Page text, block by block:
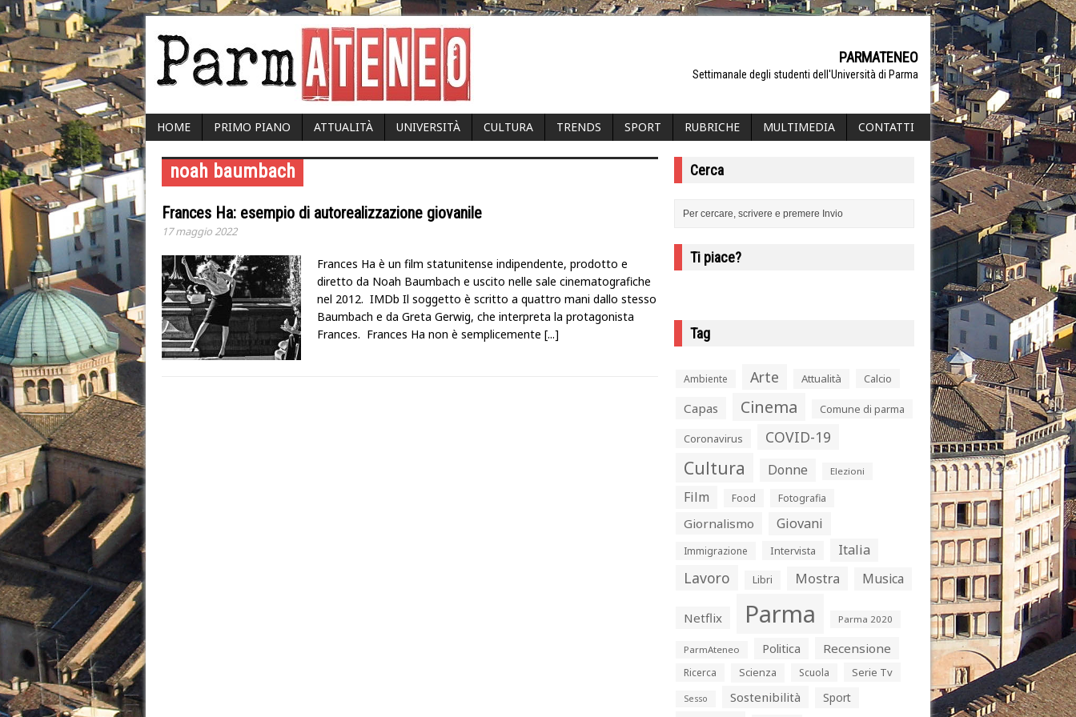
PARMATENEO
Settimanale degli studenti dell'Università di Parma
HOME PRIMO PIANO ATTUALITÀ UNIVERSITÀ CULTURA TRENDS SPORT RUBRICHE MULTIMEDIA CONTATTI
noah baumbach
Frances Ha: esempio di autorealizzazione giovanile
17 maggio 2022
Frances Ha è un film statunitense indipendente, prodotto e
diretto da Noah Baumbach e uscito nelle sale cinematografiche
nel 2012. IMDb Il soggetto è scritto a quattro mani dallo stesso
Baumbach e da Greta Gerwig, che interpreta la protagonista
Frances. Frances Ha non è semplicemente [...]
Cerca
Ti piace?
Tag
Ambiente Arte Attualità Calcio
Capas Cinema Comune di parma
Coronavirus COVID-19
Cultura Donne Elezioni
Film Food Fotografia
Giornalismo Giovani
Immigrazione Intervista Italia
Lavoro Libri Mostra Musica
Netflix Parma Parma 2020
ParmAteneo Politica Recensione
Ricerca Scienza Scuola Serie Tv
Sesso Sostenibilità Sport